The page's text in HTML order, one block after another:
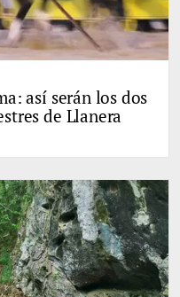
así serán los dos
de Llanera